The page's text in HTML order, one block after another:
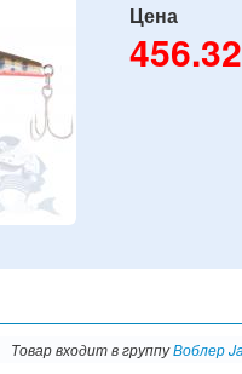
Цена
456.32
Товар входит в группуВоблер